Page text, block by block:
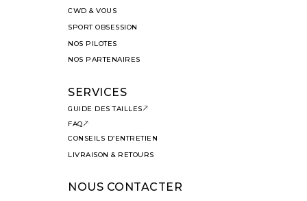
CWD & VOUS
SPORT OBSESSION
NOS PILOTES
NOS PARTENAIRES
SERVICES
GUIDE DES TAILLES
FAQ
CONSEILS D’ENTRETIEN
LIVRAISON & RETOURS
NOUS CONTACTER